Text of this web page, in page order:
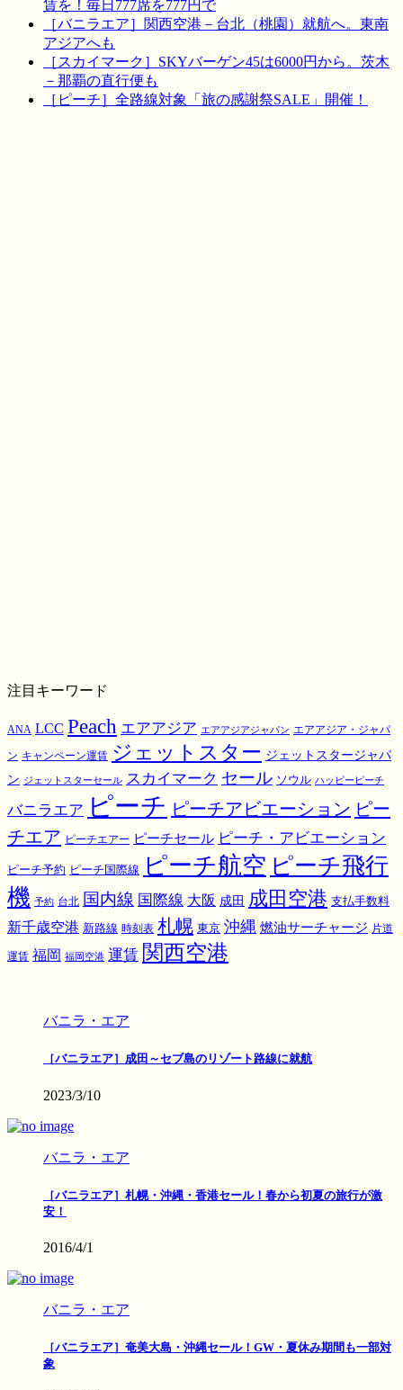
賃を！毎日777席を777円で
［バニラエア］関西空港－台北（桃園）就航へ。東南
アジアへも
［スカイマーク］SKYバーゲン45は6000円から。茨木
－那覇の直行便も
［ピーチ］全路線対象「旅の感謝祭SALE」開催！
注目キーワード
ANA LCC Peach エアアジア エアアジアジャパン エアアジア・ジャパ
ン キャンペーン運賃 ジェットスター ジェットスタージャパ
ン ジェットスターセール スカイマーク セール ソウル ハッピーピーチ
バニラエア ピーチ ピーチアビエーション ピー
チエア ピーチエアー ピーチセール ピーチ・アビエーション
ピーチ予約 ピーチ国際線 ピーチ航空 ピーチ飛行
機 予約 台北 国内線 国際線 大阪 成田 成田空港 支払手数料
新千歳空港 新路線 時刻表 札幌 東京 沖縄 燃油サーチャージ 片道
運賃 福岡 福岡空港 運賃 関西空港
バニラ・エア
［バニラエア］成田～セブ島のリゾート路線に就航
2023/3/10
バニラ・エア
［バニラエア］札幌・沖縄・香港セール！春から初夏の旅行が激
安！
2016/4/1
バニラ・エア
［バニラエア］奄美大島・沖縄セール！GW・夏休み期間も一部対
象